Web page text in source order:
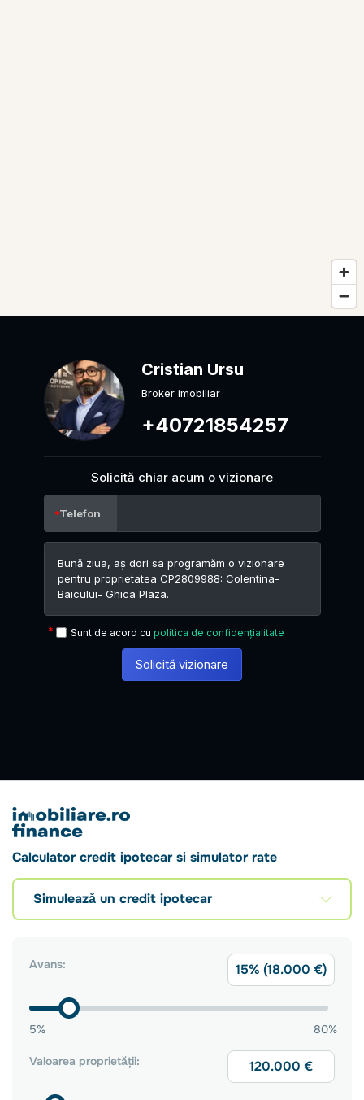
Cristian Ursu
Broker imobiliar
+40721854257
Solicită chiar acum o vizionare
Telefon
Sunt de acord cu politica de confidențialitate
Solicită vizionare